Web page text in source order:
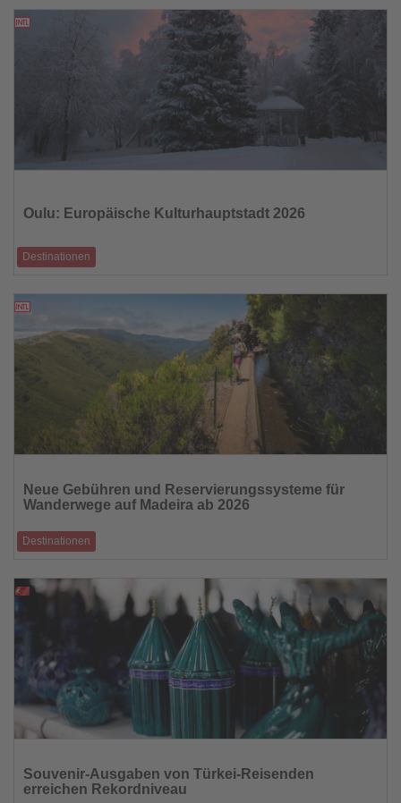
Regelung
10.02.2026
die
Nachrichten
Oulu: Europäische Kulturhauptstadt 2026
Destinationen
die
Nachrichten
Neue Gebühren und Reservierungssysteme für
Wanderwege auf Madeira ab 2026
Destinationen
Wandererlebnisses
die
Nachrichten
Souvenir-Ausgaben von Türkei-Reisenden
erreichen Rekordniveau